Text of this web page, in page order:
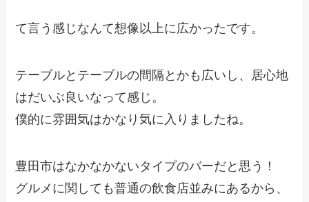
て言う感じなんて想像以上に広かったです。
テーブルとテーブルの間隔とかも広いし、居心地
はだいぶ良いなって感じ。
僕的に雰囲気はかなり気に入りましたね。
豊田市はなかなかないタイプのバーだと思う！
グルメに関しても普通の飲食店並みにあるから、